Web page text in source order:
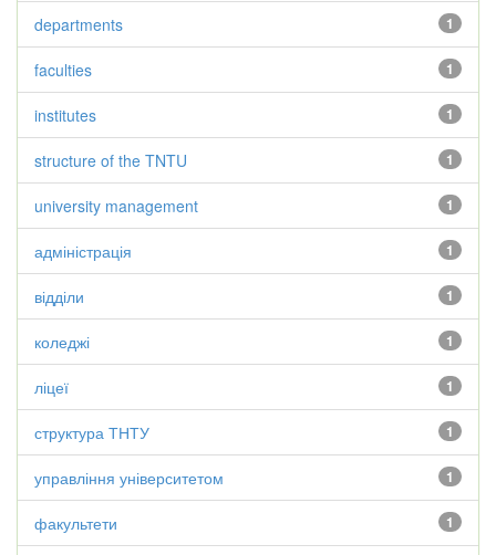
1
departments
1
faculties
1
institutes
1
structure of the TNTU
1
university management
1
адміністрація
1
відділи
1
коледжі
1
ліцеї
1
структура ТНТУ
1
управління університетом
1
факультети